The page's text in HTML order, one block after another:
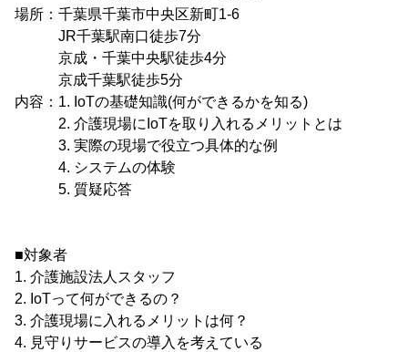
場所：千葉県千葉市中央区新町1-6
JR千葉駅南口徒歩7分
京成・千葉中央駅徒歩4分
京成千葉駅徒歩5分
内容：1. IoTの基礎知識(何ができるかを知る)
2. 介護現場にIoTを取り入れるメリットとは
3. 実際の現場で役立つ具体的な例
4. システムの体験
5. 質疑応答
■対象者
1. 介護施設法人スタッフ
2. IoTって何ができるの？
3. 介護現場に入れるメリットは何？
4. 見守りサービスの導入を考えている